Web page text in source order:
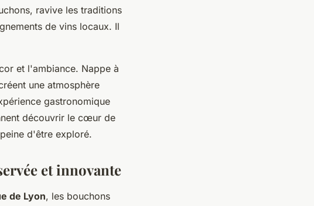
ravive les traditions
de vins locaux. Il
et l'ambiance. Nappe à
une atmosphère
gastronomique
découvrir le cœur de
d'être exploré.
et innovante
de Lyon, les bouchons